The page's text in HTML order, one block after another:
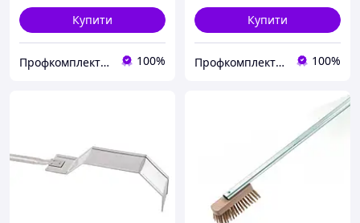
Купити
Профкомплект - Сервіс 100%
Купити
Профкомплект - Сервіс 100%